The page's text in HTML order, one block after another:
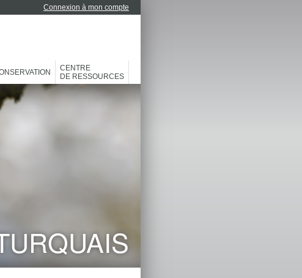
Connexion à mon compte
CENTRE
DE RESSOURCES